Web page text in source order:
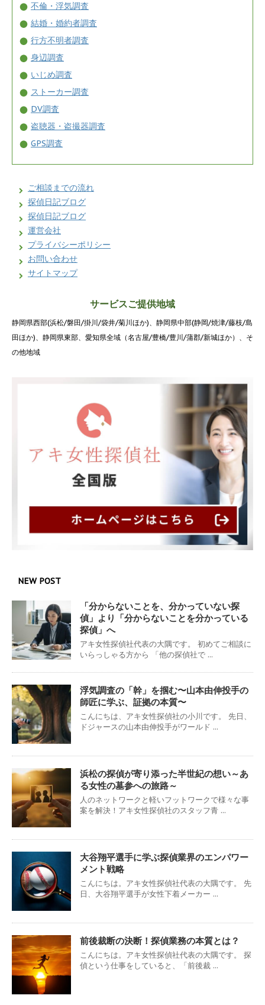
不倫・浮気調査
結婚・婚約者調査
行方不明者調査
身辺調査
いじめ調査
ストーカー調査
DV調査
盗聴器・盗撮器調査
GPS調査
ご相談までの流れ
探偵日記ブログ
探偵日記ブログ
運営会社
プライバシーポリシー
お問い合わせ
サイトマップ
サービスご提供地域
静岡県西部(浜松/磐田/掛川/袋井/菊川ほか)、静岡県中部(静岡/焼津/藤枝/島
田ほか)、静岡県東部、愛知県全域（名古屋/豊橋/豊川/蒲郡/新城ほか）、そ
の他地域
NEW POST
「分からないことを、分かっていない探
偵」より「分からないことを分かっている
探偵」へ
アキ女性探偵社代表の大隅です。 初めてご相談に
いらっしゃる方から 「他の探偵社で ...
浮気調査の「幹」を掴む〜山本由伸投手の
師匠に学ぶ、証拠の本質〜
こんにちは、アキ女性探偵社の小川です。 先日、
ドジャースの山本由伸投手がワールド ...
浜松の探偵が寄り添った半世紀の想い～あ
る女性の墓参への旅路～
人のネットワークと軽いフットワークで様々な事
案を解決！アキ女性探偵社のスタッフ青 ...
大谷翔平選手に学ぶ探偵業界のエンパワー
メント戦略
こんにちは。アキ女性探偵社代表の大隅です。 先
日、大谷翔平選手が女性下着メーカー ...
前後裁断の決断！探偵業務の本質とは？
こんにちは。アキ女性探偵社代表の大隅です。 探
偵という仕事をしていると、「前後裁 ...